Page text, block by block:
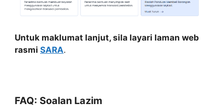
Untuk maklumat lanjut, sila layari laman web
rasmi SARA.
FAQ: Soalan Lazim